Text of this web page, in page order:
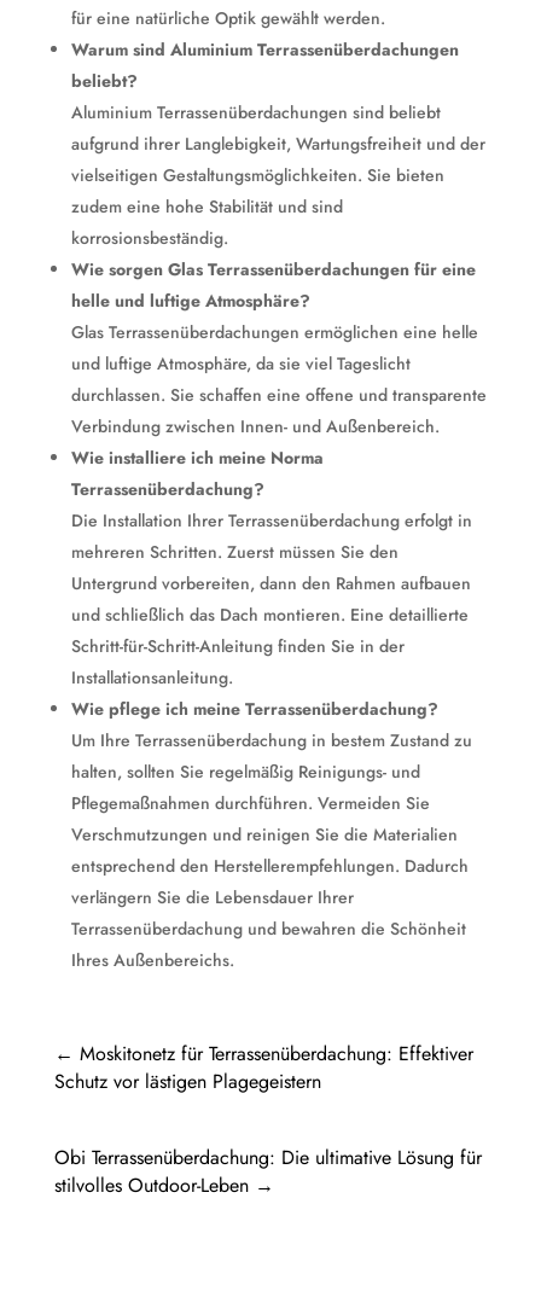
für eine natürliche Optik gewählt werden.
Warum sind Aluminium Terrassenüberdachungen
beliebt?
Aluminium Terrassenüberdachungen sind beliebt
aufgrund ihrer Langlebigkeit, Wartungsfreiheit und der
vielseitigen Gestaltungsmöglichkeiten. Sie bieten
zudem eine hohe Stabilität und sind
korrosionsbeständig.
Wie sorgen Glas Terrassenüberdachungen für eine
helle und luftige Atmosphäre?
Glas Terrassenüberdachungen ermöglichen eine helle
und luftige Atmosphäre, da sie viel Tageslicht
durchlassen. Sie schaffen eine offene und transparente
Verbindung zwischen Innen- und Außenbereich.
Wie installiere ich meine Norma
Terrassenüberdachung?
Die Installation Ihrer Terrassenüberdachung erfolgt in
mehreren Schritten. Zuerst müssen Sie den
Untergrund vorbereiten, dann den Rahmen aufbauen
und schließlich das Dach montieren. Eine detaillierte
Schritt-für-Schritt-Anleitung finden Sie in der
Installationsanleitung.
Wie pflege ich meine Terrassenüberdachung?
Um Ihre Terrassenüberdachung in bestem Zustand zu
halten, sollten Sie regelmäßig Reinigungs- und
Pflegemaßnahmen durchführen. Vermeiden Sie
Verschmutzungen und reinigen Sie die Materialien
entsprechend den Herstellerempfehlungen. Dadurch
verlängern Sie die Lebensdauer Ihrer
Terrassenüberdachung und bewahren die Schönheit
Ihres Außenbereichs.
← Moskitonetz für Terrassenüberdachung: Effektiver
Schutz vor lästigen Plagegeistern
Obi Terrassenüberdachung: Die ultimative Lösung für
stilvolles Outdoor-Leben→